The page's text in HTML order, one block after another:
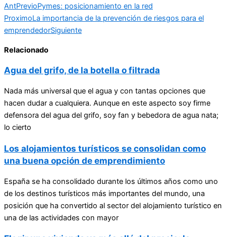
AntPrevioPymes: posicionamiento en la red
ProximoLa importancia de la prevención de riesgos para el
emprendedorSiguiente
Relacionado
Agua del grifo, de la botella o filtrada
Nada más universal que el agua y con tantas opciones que
hacen dudar a cualquiera. Aunque en este aspecto soy firme
defensora del agua del grifo, soy fan y bebedora de agua nata;
lo cierto
Los alojamientos turísticos se consolidan como
una buena opción de emprendimiento
España se ha consolidado durante los últimos años como uno
de los destinos turísticos más importantes del mundo, una
posición que ha convertido al sector del alojamiento turístico en
una de las actividades con mayor